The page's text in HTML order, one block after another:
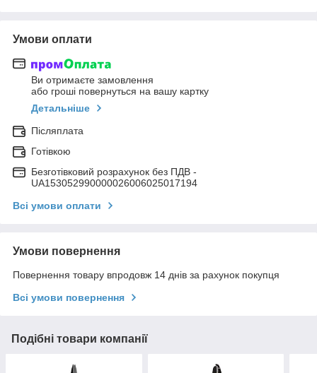
Умови оплати
Ви отримаєте замовлення
або гроші повернуться на вашу картку
Детальніше
Післяплата
Готівкою
Безготівковий розрахунок без ПДВ -
UA153052990000026006025017194
Всі умови оплати
Умови повернення
Повернення товару впродовж 14 днів за рахунок покупця
Всі умови повернення
Подібні товари компанії